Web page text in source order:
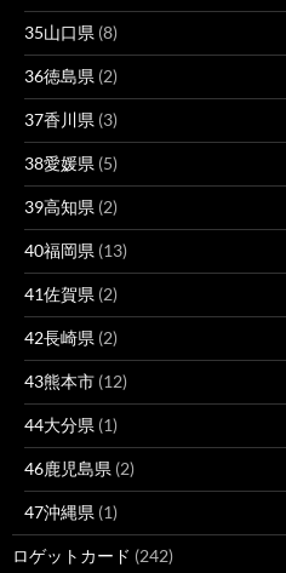
35山口県 (8)
36徳島県 (2)
37香川県 (3)
38愛媛県 (5)
39高知県 (2)
40福岡県 (13)
41佐賀県 (2)
42長崎県 (2)
43熊本市 (12)
44大分県 (1)
46鹿児島県 (2)
47沖縄県 (1)
ロゲットカード (242)